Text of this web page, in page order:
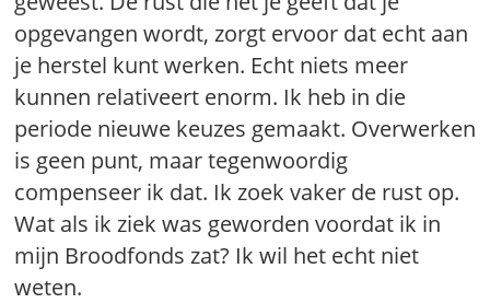
opgevangen wordt, zorgt ervoor dat echt aan
je herstel kunt werken. Echt niets meer
kunnen relativeert enorm. Ik heb in die
periode nieuwe keuzes gemaakt. Overwerken
is geen punt, maar tegenwoordig
compenseer ik dat. Ik zoek vaker de rust op.
Wat als ik ziek was geworden voordat ik in
mijn Broodfonds zat? Ik wil het echt niet
weten.